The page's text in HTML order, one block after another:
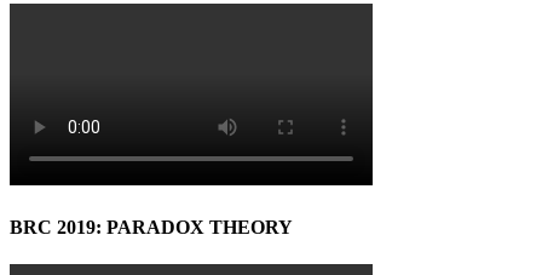
BRC 2019: PARADOX THEORY